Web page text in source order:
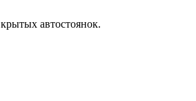
автостоянок.